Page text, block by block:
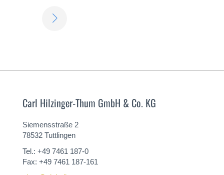
Carl Hilzinger-Thum GmbH & Co. KG
Siemensstraße 2
78532 Tuttlingen
Tel.: +49 7461 187-0
Fax: +49 7461 187-161